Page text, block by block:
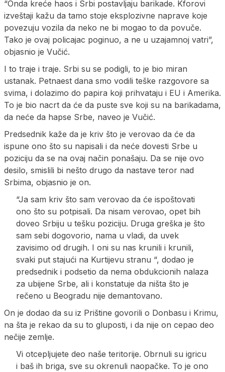
“Onda kreće haos i Srbi postavljaju barikade. Kforovi
izveštaji kažu da tamo stoje eksplozivne naprave koje
povezuju vozila da neko ne bi mogao to da povuče.
Tako je ovaj policajac poginuo, a ne u uzajamnoj vatri”,
objasnio je Vučić.
I to traje i traje. Srbi su se podigli, to je bio miran
ustanak. Petnaest dana smo vodili teške razgovore sa
svima, i dolazimo do papira koji prihvataju i EU i Amerika.
To je bio nacrt da će da puste sve koji su na barikadama,
da neće da hapse Srbe, naveo je Vučić.
Predsednik kaže da je kriv što je verovao da će da
ispune ono što su napisali i da neće dovesti Srbe u
poziciju da se na ovaj način ponašaju. Da se nije ovo
desilo, smislili bi nešto drugo da nastave teror nad
Srbima, objasnio je on.
“Ja sam kriv što sam verovao da će ispoštovati
ono što su potpisali. Da nisam verovao, opet bih
doveo Srbiju u tešku poziciju. Druga greška je što
sam sebi dogovorio, nama u vladi, da uvek
zavisimo od drugih. I oni su nas krunili i krunili,
svaki put stajući na Kurtijevu stranu “, dodao je
predsednik i podsetio da nema obdukcionih nalaza
za ubijene Srbe, ali i konstatuje da ništa što je
rečeno u Beogradu nije demantovano.
On je dodao da su iz Prištine govorili o Donbasu i Krimu,
na šta je rekao da su to gluposti, i da nije on cepao deo
nečije zemlje.
Vi otcepljujete deo naše teritorije. Obrnuli su igricu
i baš ih briga, sve su okrenuli naopačke. To je ono